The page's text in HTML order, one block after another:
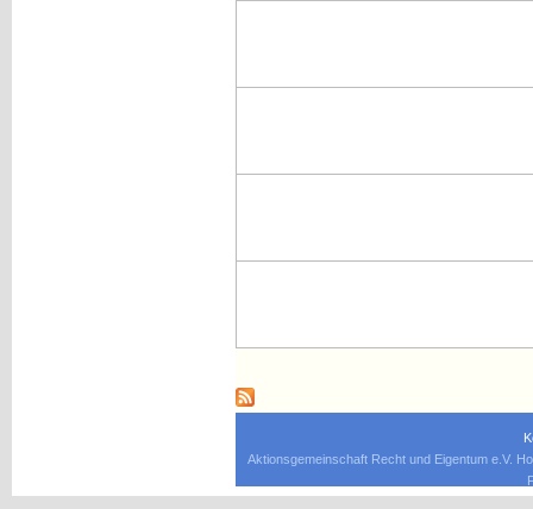
Aktionsgemeinschaft Recht und Eigentum e.V.